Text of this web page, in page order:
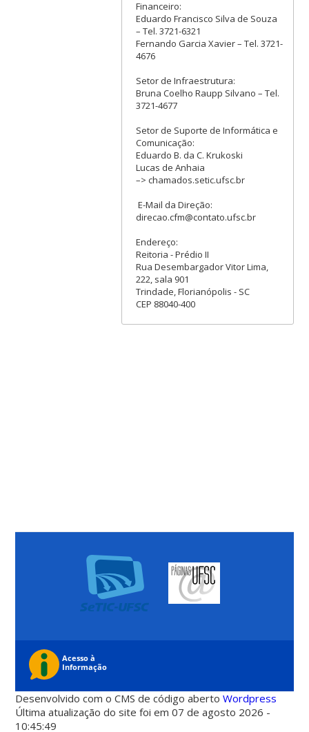
Financeiro:
Eduardo Francisco Silva de Souza
– Tel. 3721-6321
Fernando Garcia Xavier – Tel. 3721-
4676
Setor de Infraestrutura:
Bruna Coelho Raupp Silvano – Tel.
3721-4677
Setor de Suporte de Informática e
Comunicação:
Eduardo B. da C. Krukoski
Lucas de Anhaia
–> chamados.setic.ufsc.br
E-Mail da Direção:
direcao.cfm@contato.ufsc.br
Endereço:
Reitoria - Prédio II
Rua Desembargador Vitor Lima,
222, sala 901
Trindade, Florianópolis - SC
CEP 88040-400
Desenvolvido com o CMS de código abertoWordpress
Última atualização do site foi em 07 de agosto 2026 -
10:45:49